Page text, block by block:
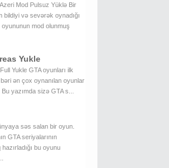
Mod Pulsuz Yüklə Bir
bildiyi və sevərək oynadığı
oyununun mod olunmuş
Yukle
Yukle GTA oyunları ilk
bəri ən çox oynanılan oyunlar
yazımda sizə GTA s...
səs salan bir oyun.
GTA seriyalarının
bu oyunu